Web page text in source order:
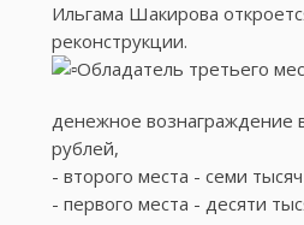
Ильгама Шакирова
реконструкции.
Обладатель третьего
денежное вознаграждение
рублей,
- второго места - семи
- первого места - десяти